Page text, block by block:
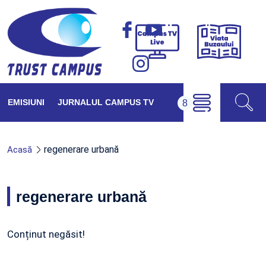
Campus
Viața
EMISIUNI JURNALUL CAMPUS TV
Acasă regenerare urbană
regenerare urbană
Conținut negăsit!